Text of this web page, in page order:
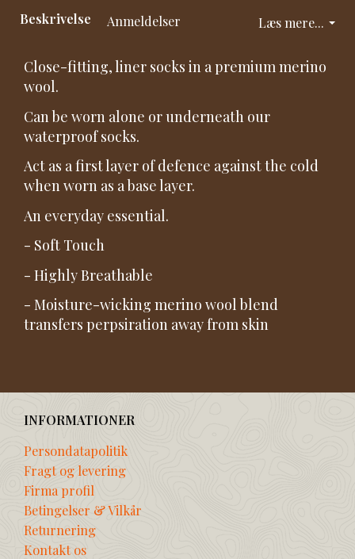
Læs mere...
Beskrivelse Anmeldelser
Close-fitting, liner socks in a premium merino
wool.
Can be worn alone or underneath our
waterproof socks.
Act as a first layer of defence against the cold
when worn as a base layer.
An everyday essential.
- Soft Touch
- Highly Breathable
- Moisture-wicking merino wool blend
transfers perpsiration away from skin
INFORMATIONER
Persondatapolitik
Fragt og levering
Firma profil
Betingelser & Vilkår
Returnering
Kontakt os